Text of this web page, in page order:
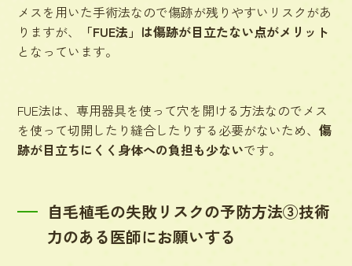
メスを用いた手術法なので傷跡が残りやすいリスクがあ
りますが、
「FUE法」は傷跡が目立たない点がメリット
となっています。
FUE法は、専用器具を使って穴を開ける方法なのでメス
を使って切開したり縫合したりする必要がないため、傷
跡が目立ちにくく身体への負担も少ないです。
自毛植毛の失敗リスクの予防方法③技術
力のある医師にお願いする